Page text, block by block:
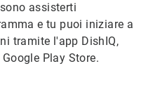
assisterti
e tu puoi iniziare a
tramite l'app DishIQ,
Play Store.